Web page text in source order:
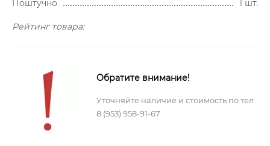
Поштучно
1 шт.
Рейтинг товара:
Обратите внимание!
Уточняйте наличие и стоимость по тел:
8 (953) 958-91-67